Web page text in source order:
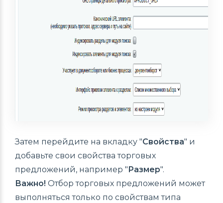
Затем перейдите на вкладку "Свойства" и
добавьте свои свойства торговых
предложений, например " Размер".
Важно! Отбор торговых предложений может
выполняться только по свойствам типа